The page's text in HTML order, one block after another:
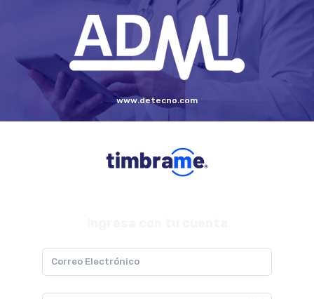
www.detecno.com